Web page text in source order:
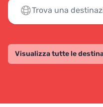
Visualizza tutte le